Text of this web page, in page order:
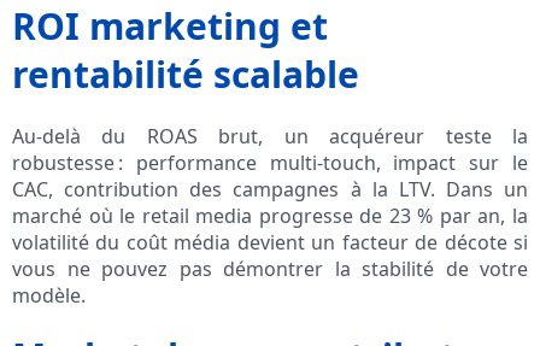
ROI marketing et
rentabilité scalable
Au-delà du ROAS brut, un acquéreur teste la
robustesse : performance multi-touch, impact sur le
CAC, contribution des campagnes à la LTV. Dans un
marché où le retail media progresse de 23 % par an, la
volatilité du coût média devient un facteur de décote si
vous ne pouvez pas démontrer la stabilité de votre
modèle.